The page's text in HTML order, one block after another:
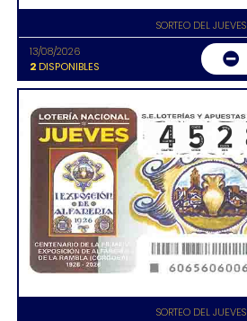
SORTEO DEL JUEVES
13/08/2026
2DISPONIBLES
SORTEO DEL JUEVES